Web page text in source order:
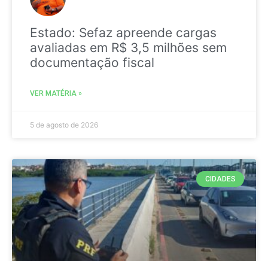
Estado: Sefaz apreende cargas
avaliadas em R$ 3,5 milhões sem
documentação fiscal
VER MATÉRIA »
5 de agosto de 2026
CIDADES